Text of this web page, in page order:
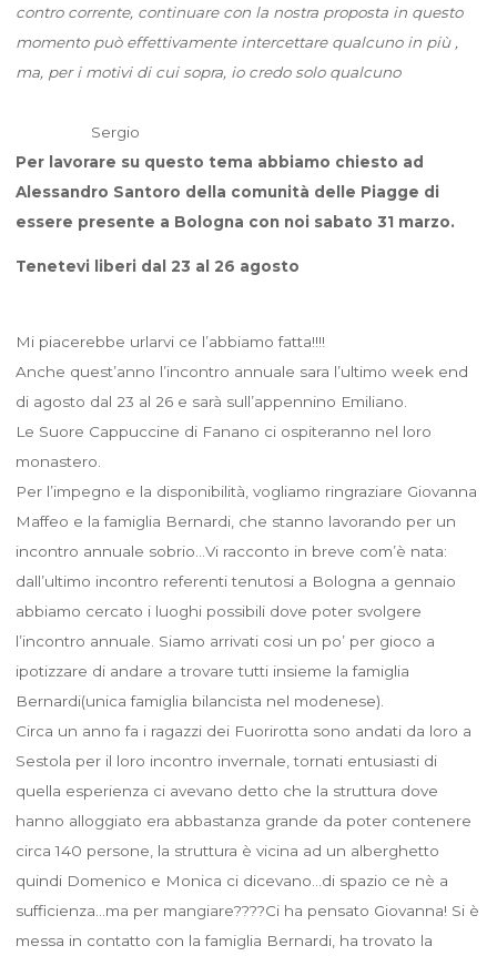
contro corrente, continuare con la nostra proposta in questo
momento può effettivamente intercettare qualcuno in più ,
ma, per i motivi di cui sopra, io credo solo qualcuno
Sergio
Per lavorare su questo tema abbiamo chiesto ad
Alessandro Santoro della comunità delle Piagge di
essere presente a Bologna con noi sabato 31 marzo.
Tenetevi liberi dal 23 al 26 agosto
Mi piacerebbe urlarvi ce l’abbiamo fatta!!!!
Anche quest’anno l’incontro annuale sara l’ultimo week end
di agosto dal 23 al 26 e sarà sull’appennino Emiliano.
Le Suore Cappuccine di Fanano ci ospiteranno nel loro
monastero.
Per l’impegno e la disponibilità, vogliamo ringraziare Giovanna
Maffeo e la famiglia Bernardi, che stanno lavorando per un
incontro annuale sobrio…Vi racconto in breve com’è nata:
dall’ultimo incontro referenti tenutosi a Bologna a gennaio
abbiamo cercato i luoghi possibili dove poter svolgere
l’incontro annuale. Siamo arrivati cosi un po’ per gioco a
ipotizzare di andare a trovare tutti insieme la famiglia
Bernardi(unica famiglia bilancista nel modenese).
Circa un anno fa i ragazzi dei Fuorirotta sono andati da loro a
Sestola per il loro incontro invernale, tornati entusiasti di
quella esperienza ci avevano detto che la struttura dove
hanno alloggiato era abbastanza grande da poter contenere
circa 140 persone, la struttura è vicina ad un alberghetto
quindi Domenico e Monica ci dicevano…di spazio ce nè a
sufficienza…ma per mangiare????Ci ha pensato Giovanna! Si è
messa in contatto con la famiglia Bernardi, ha trovato la